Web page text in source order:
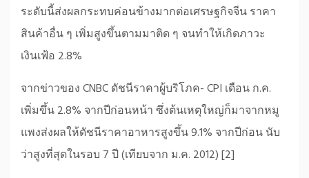
ระดับนี้ส่งผลกระทบค่อนข้างมากต่อเศรษฐกิจจีน ราคา
สินค้าอื่น ๆ เพิ่มสูงขึ้นตามมาติด ๆ จนทำให้เกิดภาวะ
เงินเฟ้อ 2.8%
จากข่าวของ CNBC ดัชนีราคาผู้บริโภค- CPI เดือน ก.ค.
เพิ่มขึ้น 2.8% จากปีก่อนหน้า ซึ่งต้นเหตุใหญ่ก็มาจากหมู
แพงส่งผลให้ดัชนีราคาอาหารสูงขึ้น 9.1% จากปีก่อน นับ
ว่าสูงที่สุดในรอบ 7 ปี (เทียบจาก ม.ค. 2012) [2]